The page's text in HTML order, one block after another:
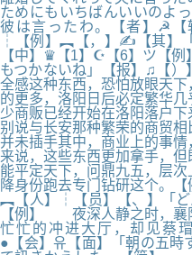
ためにもいちばんいいのよ
彼は言ったわ。【者】☭
┆【例】︻【，】✍【其】
【中】♛【1】☪【6】ツ【
もつかないね」【报】♫
全感这种东西，恐怕放眼天
的更多，洛阳日后必定繁华
少商贩已经开始在洛阳落户
别说与长安那种繁荣的商贸
并未插手其中，商业上的事
来说，这些东西更加拿手，
能平定天下，问鼎九五，层
降身份跑去专门钻研这个。
︻【人】┆【员】【、】「ど
【例】 夜深人静之时，襄
忙忙的冲进大厅，却见蔡
●【会】유【面】「朝の五時